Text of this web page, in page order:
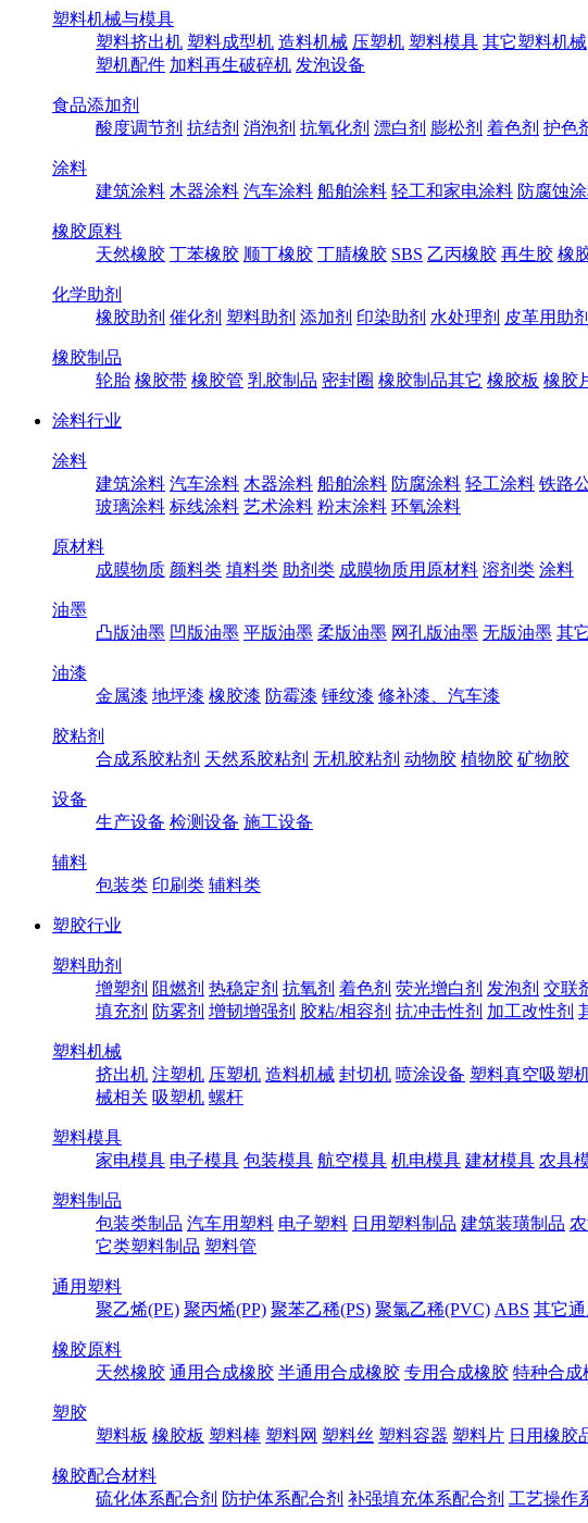
塑料机械与模具
塑料挤出机 塑料成型机 造料机械 压塑机 塑料模具 其它塑料机械
塑机配件 加料再生破碎机 发泡设备
食品添加剂
酸度调节剂 抗结剂 消泡剂 抗氧化剂 漂白剂 膨松剂 着色剂 护色
涂料
建筑涂料 木器涂料 汽车涂料 船舶涂料 轻工和家电涂料 防腐蚀
橡胶原料
天然橡胶 丁苯橡胶 顺丁橡胶 丁腈橡胶 SBS 乙丙橡胶 再生胶 橡
化学助剂
橡胶助剂 催化剂 塑料助剂 添加剂 印染助剂 水处理剂 皮革用助剂
橡胶制品
轮胎 橡胶带 橡胶管 乳胶制品 密封圈 橡胶制品其它 橡胶板 橡胶
涂料行业
涂料
建筑涂料 汽车涂料 木器涂料 船舶涂料 防腐涂料 轻工涂料 铁路
玻璃涂料 标线涂料 艺术涂料 粉末涂料 环氧涂料
原材料
成膜物质 颜料类 填料类 助剂类 成膜物质用原材料 溶剂类 涂料
油墨
凸版油墨 凹版油墨 平版油墨 柔版油墨 网孔版油墨 无版油墨 其
油漆
金属漆 地坪漆 橡胶漆 防霉漆 锤纹漆 修补漆、汽车漆
胶粘剂
合成系胶粘剂 天然系胶粘剂 无机胶粘剂 动物胶 植物胶 矿物胶
设备
生产设备 检测设备 施工设备
辅料
包装类 印刷类 辅料类
塑胶行业
塑料助剂
增塑剂 阻燃剂 热稳定剂 抗氧剂 着色剂 荧光增白剂 发泡剂 交联
填充剂 防雾剂 增韧增强剂 胶粘/相容剂 抗冲击性剂 加工改性剂
塑料机械
挤出机 注塑机 压塑机 造料机械 封切机 喷涂设备 塑料真空吸塑
械相关 吸塑机 螺杆
塑料模具
家电模具 电子模具 包装模具 航空模具 机电模具 建材模具 农具
塑料制品
包装类制品 汽车用塑料 电子塑料 日用塑料制品 建筑装璜制品
它类塑料制品 塑料管
通用塑料
聚乙烯(PE) 聚丙烯(PP) 聚苯乙稀(PS) 聚氯乙稀(PVC) ABS 其它
橡胶原料
天然橡胶 通用合成橡胶 半通用合成橡胶 专用合成橡胶 特种合成
塑胶
塑料板 橡胶板 塑料棒 塑料网 塑料丝 塑料容器 塑料片 日用橡胶
橡胶配合材料
硫化体系配合剂 防护体系配合剂 补强填充体系配合剂 工艺操作